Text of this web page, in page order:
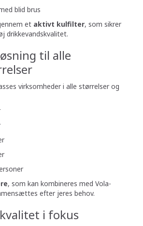
blid brus
et aktivt kulfilter, som sikrer
drikkevandskvalitet.
til alle
virksomheder i alle størrelser og
, som kan kombineres med Vola-
efter jeres behov.
i fokus